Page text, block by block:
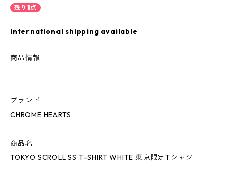
残り1点
International shipping available
商品情報
ブランド
CHROME HEARTS
商品名
TOKYO SCROLL SS T-SHIRT WHITE 東京限定Tシャツ